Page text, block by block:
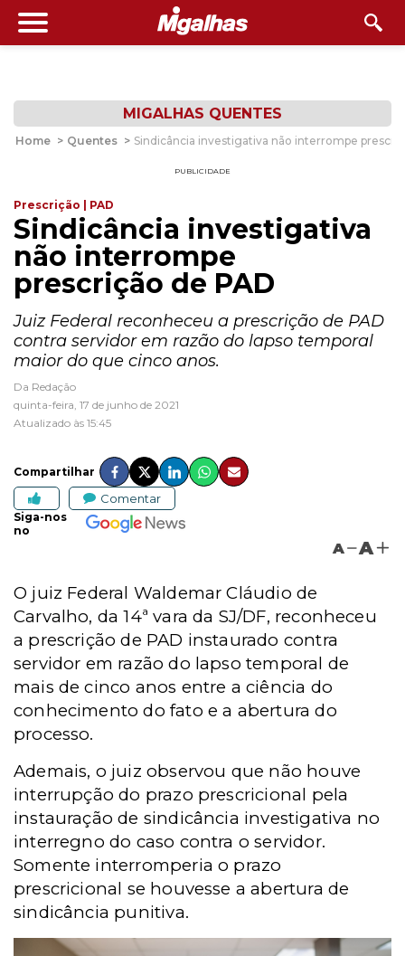
MIGALHAS QUENTES
Home > Quentes > Sindicância investigativa não interrompe
PUBLICIDADE
Prescrição | PAD
Sindicância investigativa
não interrompe
prescrição de PAD
Juiz Federal reconheceu a prescrição de PAD
contra servidor em razão do lapso temporal
maior do que cinco anos.
Da Redação
quinta-feira, 17 de junho de 2021
Atualizado às 15:45
Compartilhar
Comentar
Siga-nos
no
A A
O juiz Federal Waldemar Cláudio de
Carvalho, da 14ª vara da SJ/DF, reconheceu
a prescrição de PAD instaurado contra
servidor em razão do lapso temporal de
mais de cinco anos entre a ciência do
conhecimento do fato e a abertura do
processo.
Ademais, o juiz observou que não houve
interrupção do prazo prescricional pela
instauração de sindicância investigativa no
interregno do caso contra o servidor.
Somente interromperia o prazo
prescricional se houvesse a abertura de
sindicância punitiva.